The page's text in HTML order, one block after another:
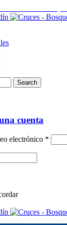
Search
cuenta
electrónico *